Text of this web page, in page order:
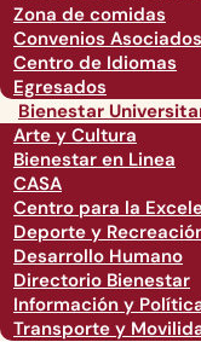
Zona de comidas
Convenios Asociados
Centro de Idiomas
Egresados
Bienestar
Arte y Cultura
Bienestar en Linea
CASA
Centro para la
Deporte y
Desarrollo Humano
Directorio Bienestar
Información y
Transporte y